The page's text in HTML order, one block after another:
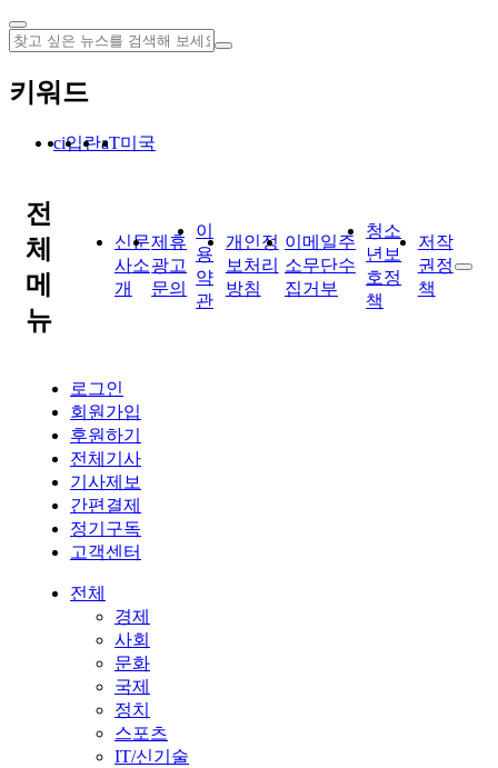
키워드
ci입란aT미국
전
체
메
뉴
신문
사소
개
제휴
광고
문의
이
용
약
관
개인정
보처리
방침
이메일주
소무단수
집거부
청소
년보
호정
책
저작
권정
책
로그인
회원가입
후원하기
전체기사
기사제보
간편결제
정기구독
고객센터
전체
경제
사회
문화
국제
정치
스포츠
IT/신기술